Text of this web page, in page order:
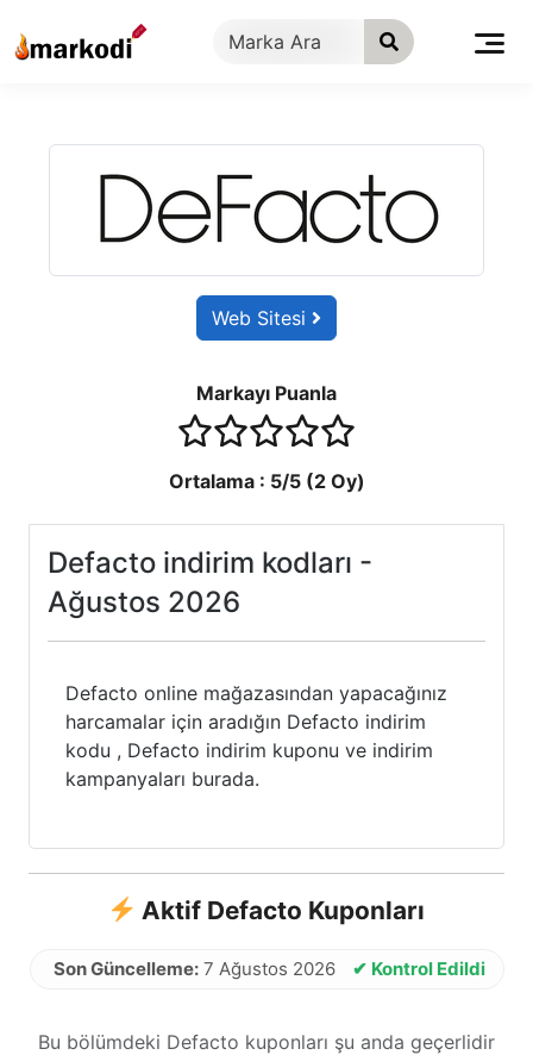
geç
Web Sitesi
Markayı Puanla
4 stars
3 stars
2 stars
1 stars
Ortalama : 5/5 (2Oy)
Defacto indirim kodları -
Ağustos 2026
Defacto online mağazasından yapacağınız
harcamalar için aradığın Defacto indirim
kodu , Defacto indirim kuponu ve indirim
kampanyaları burada.
Aktif Defacto Kuponları
Son Güncelleme:7 Ağustos 2026 ✔ Kontrol Edildi
Bu bölümdeki Defacto kuponları şu anda geçerlidir